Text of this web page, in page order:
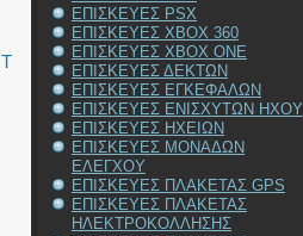
ΕΠΙΣΚΕΥΕΣ PSX
ΕΠΙΣΚΕΥΕΣ XBOX 360
ΕΠΙΣΚΕΥΕΣ XBOX ONE
ΕΠΙΣΚΕΥΕΣ ΔΕΚΤΩΝ
ΕΠΙΣΚΕΥΕΣ ΕΓΚΕΦΑΛΩΝ
ΕΠΙΣΚΕΥΕΣ ΕΝΙΣΧΥΤΩΝ ΗΧΟΥ
ΕΠΙΣΚΕΥΕΣ ΗΧΕΙΩΝ
ΕΠΙΣΚΕΥΕΣ ΜΟΝΑΔΩΝ
ΕΛΕΓΧΟΥ
ΕΠΙΣΚΕΥΕΣ ΠΛΑΚΕΤΑΣ GPS
ΕΠΙΣΚΕΥΕΣ ΠΛΑΚΕΤΑΣ
ΗΛΕΚΤΡΟΚΟΛΛΗΣΗΣ